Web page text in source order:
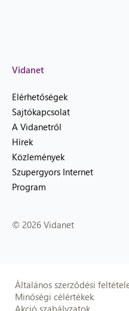
Vidanet
Elérhetőségek
Sajtókapcsolat
A Vidanetről
Hírek
Közlemények
Szupergyors Internet
Program
© 2026 Vidanet
Általános szerződési
Minőségi célértékek
Akció szabályzatok